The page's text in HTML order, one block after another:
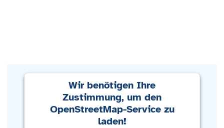
Wir benötigen Ihre
Zustimmung, um den
OpenStreetMap-Service zu
laden!